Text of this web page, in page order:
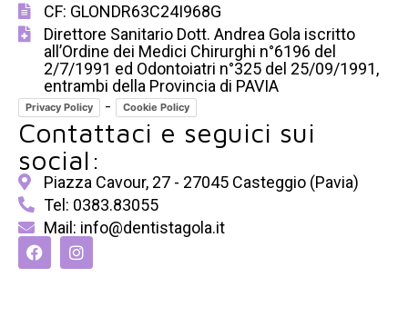
CF: GLONDR63C24I968G
Direttore Sanitario Dott. Andrea Gola iscritto
all’Ordine dei Medici Chirurghi n°6196 del
2/7/1991 ed Odontoiatri n°325 del 25/09/1991,
entrambi della Provincia di PAVIA
Privacy Policy - Cookie Policy
Contattaci e seguici sui
social:
Piazza Cavour, 27 - 27045 Casteggio (Pavia)
Tel: 0383.83055
Mail: info@dentistagola.it